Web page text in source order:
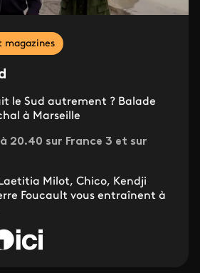
magazines
le Sud autrement ? Balade
à Marseille
20.40 sur France 3 et sur
Milot, Chico, Kendji
Foucault vous entraînent à